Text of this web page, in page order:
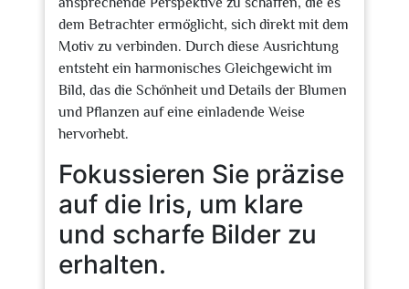
dem Betrachter ermöglicht, sich direkt mit dem
Motiv zu verbinden. Durch diese Ausrichtung
entsteht ein harmonisches Gleichgewicht im
Bild, das die Schönheit und Details der Blumen
und Pflanzen auf eine einladende Weise
hervorhebt.
Fokussieren Sie präzise
auf die Iris, um klare
und scharfe Bilder zu
erhalten.